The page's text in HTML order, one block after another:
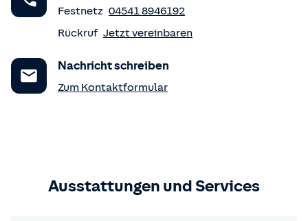
Festnetz 04541 8946192
Rückruf Jetzt vereinbaren
Nachricht schreiben
Zum Kontaktformular
Ausstattungen und Services